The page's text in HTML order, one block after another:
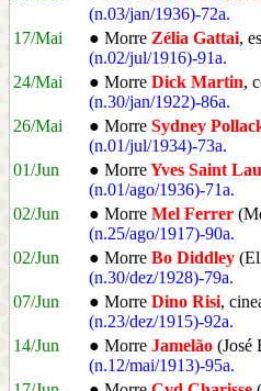
(n.03/jan/1936)-72a.
17/Mai
● Morre Zélia Gattai,
(n.02/jul/1916)-91a.
24/Mai
● Morre Dick Martin,
(n.30/jan/1922)-86a.
26/Mai
● Morre Sydney
(n.01/jul/1934)-73a.
01/Jun
● MorreYves Saint
(n.01/ago/1936)-71a.
02/Jun
● Morre Mel Ferrer
(n.25/ago/1917)-90a.
02/Jun
● Morre Bo Diddley
(n.30/dez/1928)-79a.
07/Jun
● Morre Dino Risi,
(n.23/dez/1915)-92a.
14/Jun
● Morre Jamelão (José
(n.12/mai/1913)-95a.